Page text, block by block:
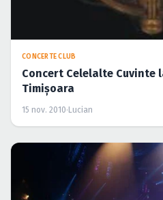
CONCERTE CLUB
Concert Celelalte Cuvinte
Timişoara
15 nov. 2010·Lucian